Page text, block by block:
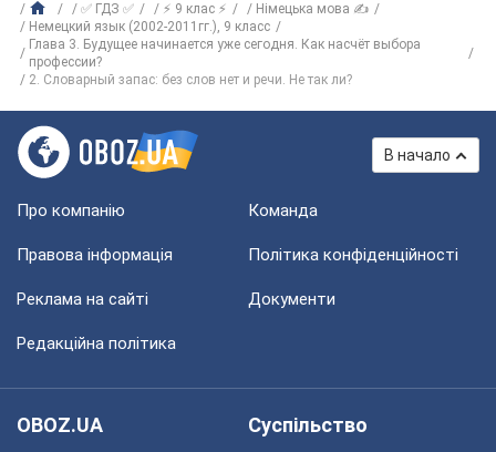
✅ ГДЗ ✅ ⚡ 9 клас ⚡
Німецька мова ✍
Немецкий язык (2002-2011гг.), 9 класс
Глава 3. Будущее начинается уже сегодня. Как насчёт выбора
профессии?
2. Словарный запас: без слов нет и речи. Не так ли?
В начало
Про компанію Команда
Правова інформація Політика конфіденційності
Реклама на сайті Документи
Редакційна політика
OBOZ.UA
Суспільство